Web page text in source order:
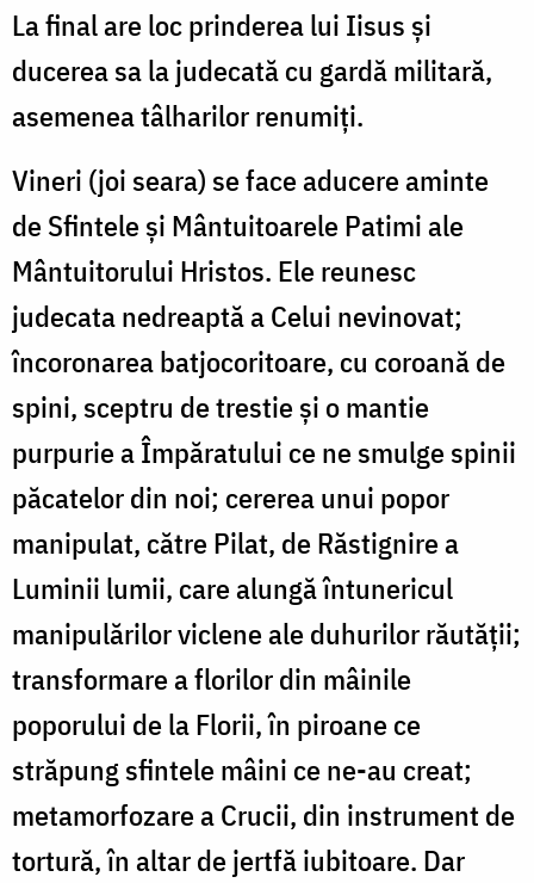
La final are loc prinderea lui Iisus şi
ducerea sa la judecată cu gardă militară,
asemenea tâlharilor renumiţi.
Vineri (joi seara) se face aducere aminte
de Sfintele şi Mântuitoarele Patimi ale
Mântuitorului Hristos. Ele reunesc
judecata nedreaptă a Celui nevinovat;
încoronarea batjocoritoare, cu coroană de
spini, sceptru de trestie şi o mantie
purpurie a Împăratului ce ne smulge spinii
păcatelor din noi; cererea unui popor
manipulat, către Pilat, de Răstignire a
Luminii lumii, care alungă întunericul
manipulărilor viclene ale duhurilor răutăţii;
transformare a florilor din mâinile
poporului de la Florii, în piroane ce
străpung sfintele mâini ce ne-au creat;
metamorfozare a Crucii, din instrument de
tortură, în altar de jertfă iubitoare. Dar